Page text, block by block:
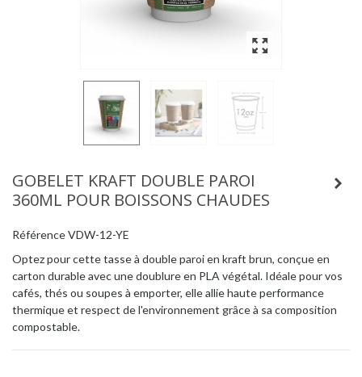
GOBELET KRAFT DOUBLE PAROI
360ML POUR BOISSONS CHAUDES
RéférenceVDW-12-YE
Optez pour cette tasse à double paroi en kraft brun, conçue en
carton durable avec une doublure en PLA végétal. Idéale pour vos
cafés, thés ou soupes à emporter, elle allie haute performance
thermique et respect de l'environnement grâce à sa composition
compostable.